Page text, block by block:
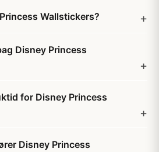
Wallstickers?
Disney Princess
for Disney Princess
Disney Princess